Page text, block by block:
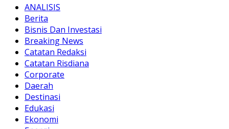
ANALISIS
Berita
Bisnis Dan Investasi
Breaking News
Catatan Redaksi
Catatan Risdiana
Corporate
Daerah
Destinasi
Edukasi
Ekonomi